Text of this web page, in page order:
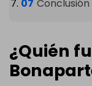
Conclusión
¿Quién